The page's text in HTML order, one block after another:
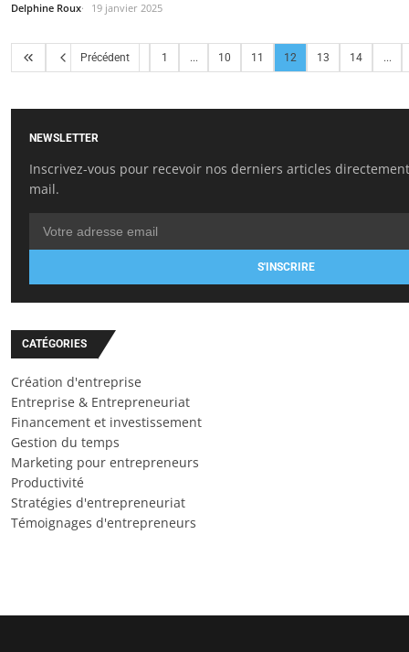
Delphine Roux 19 janvier 2025
Précédent 1 ... 10 11 12 13 14 ...
NEWSLETTER
Inscrivez-vous pour recevoir nos derniers articles
mail.
S'INSCRIRE
CATÉGORIES
Création d'entreprise
Entreprise & Entrepreneuriat
Financement et investissement
Gestion du temps
Marketing pour entrepreneurs
Productivité
Stratégies d'entrepreneuriat
Témoignages d'entrepreneurs